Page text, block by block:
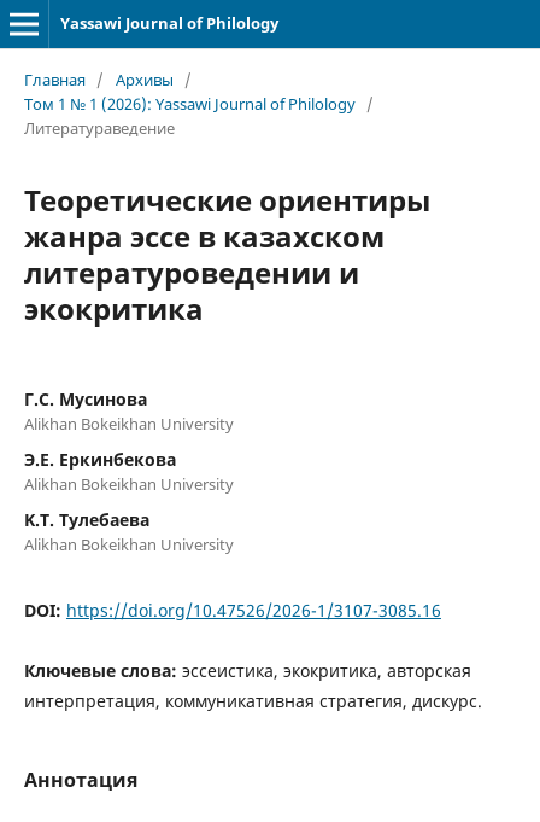
Yassawi Journal of Philology
Главная / Архивы
/
Том 1 № 1 (2026): Yassawi Journal of Philology /
Литератураведение
Теоретические ориентиры
жанра эссе в казахском
литературоведении и
экокритика
Г.С. Мусинова
Alikhan Bokeikhan University
Э.Е. Еркинбекова
Alikhan Bokeikhan University
K.Т. Тулебаева
Alikhan Bokeikhan University
DOI: https://doi.org/10.47526/2026-1/3107-3085.16
Ключевые слова: эссеистика, экокритика, авторская
интерпретация, коммуникативная стратегия, дискурс.
Аннотация